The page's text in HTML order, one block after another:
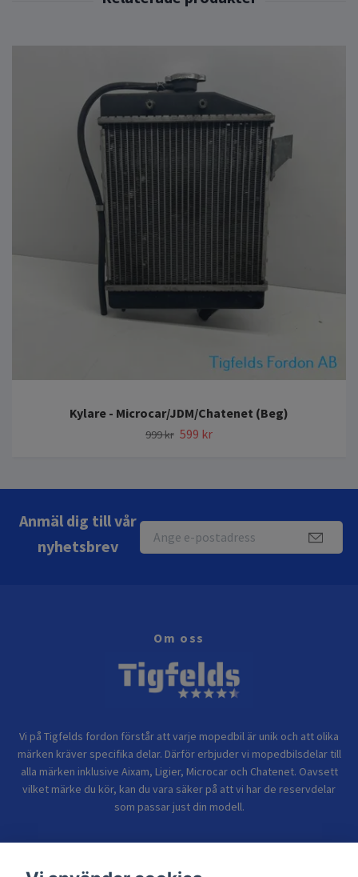
Kylare - Microcar/JDM/Chatenet (Beg)
999 kr 599 kr
Anmäl dig till vår
nyhetsbrev
Om oss
Vi på Tigfelds fordon förstår att varje mopedbil är unik och att olika
märken kräver specifika delar. Därför erbjuder vi mopedbilsdelar till
alla märken inklusive Aixam, Ligier, Microcar och Chatenet. Oavsett
vilket märke du kör, kan du vara säker på att vi har de reservdelar
som passar just din modell.